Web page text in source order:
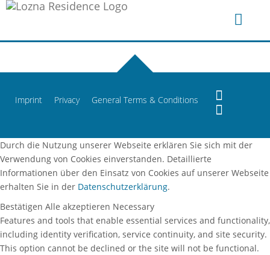
General Terms & Conditions
Privacy
Imprint
Durch die Nutzung unserer Webseite erklären Sie sich mit der
Verwendung von Cookies einverstanden. Detaillierte
Informationen über den Einsatz von Cookies auf unserer Webseite
erhalten Sie in der Datenschutzerklärung.
Bestätigen Alle akzeptieren Necessary
Features and tools that enable essential services and functionality,
including identity verification, service continuity, and site security.
This option cannot be declined or the site will not be functional.